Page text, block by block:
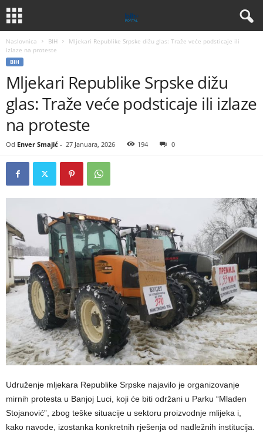
Naslovnica BIH
Mljekari Republike Srpske dižu glas: Traže veće podsticaje ili
izlaze na proteste
BIH
Mljekari Republike Srpske dižu
glas: Traže veće podsticaje ili izlaze
na proteste
Od Enver Smajić - 27 Januara, 2026 194 0
Udruženje mljekara Republike Srpske najavilo je organizovanje
mirnih protesta u Banjoj Luci, koji će biti održani u Parku “Mladen
Stojanović”, zbog teške situacije u sektoru proizvodnje mlijeka i,
kako navode, izostanka konkretnih rješenja od nadležnih institucija.